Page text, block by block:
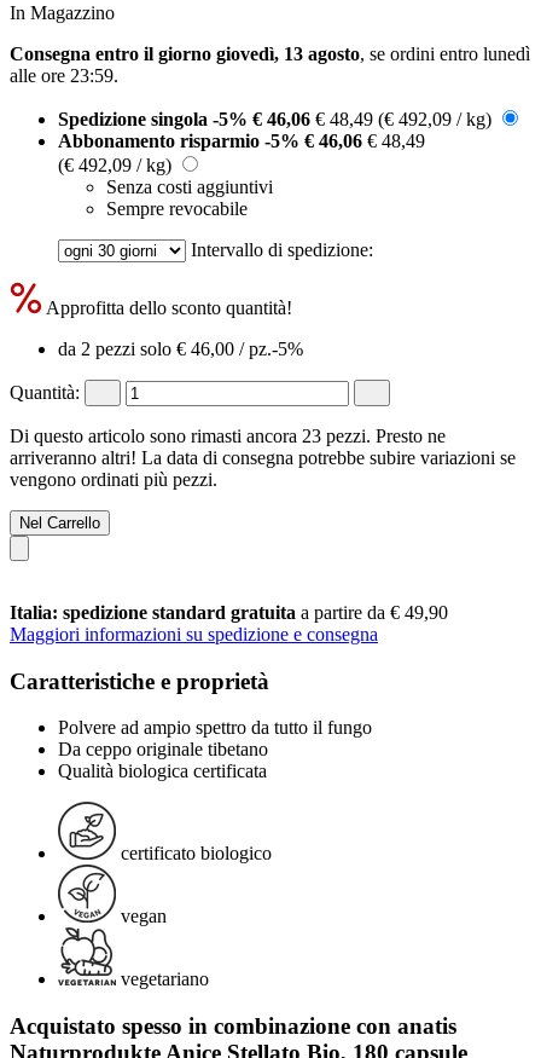
In Magazzino
Consegna entro il giorno giovedì, 13 agosto, se ordini entro lunedì
alle ore 23:59.
Spedizione singola -5% € 46,06 € 48,49 (€ 492,09 / kg)
Abbonamento risparmio -5% € 46,06 € 48,49
(€ 492,09 / kg)
Senza costi aggiuntivi
Sempre revocabile
Intervallo di spedizione:
Approfitta dello sconto quantità!
da 2 pezzi solo € 46,00 / pz.-5%
Quantità:
Di questo articolo sono rimasti ancora 23 pezzi. Presto ne
arriveranno altri! La data di consegna potrebbe subire variazioni se
vengono ordinati più pezzi.
Nel Carrello
Italia: spedizione standard gratuita a partire da € 49,90
Maggiori informazioni su spedizione e consegna
Caratteristiche e proprietà
Polvere ad ampio spettro da tutto il fungo
Da ceppo originale tibetano
Qualità biologica certificata
certificato biologico
vegan
vegetariano
Acquistato spesso in combinazione con anatis
Naturprodukte Anice Stellato Bio, 180 capsule